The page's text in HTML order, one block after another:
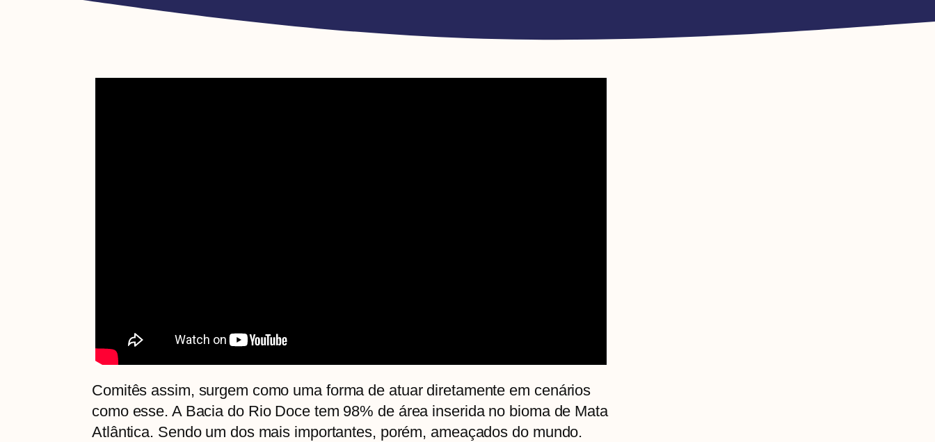
Comitês assim, surgem como uma forma de atuar diretamente em cenários
como esse. A Bacia do Rio Doce tem 98% de área inserida no bioma de Mata
Atlântica. Sendo um dos mais importantes, porém, ameaçados do mundo.